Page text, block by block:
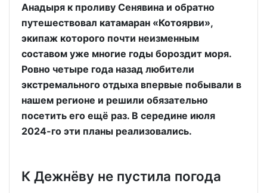
Анадыря к проливу Сенявина и обратно
путешествовал катамаран «Котоярви»,
экипаж которого почти неизменным
составом уже многие годы бороздит моря.
Ровно четыре года назад любители
экстремального отдыха впервые побывали в
нашем регионе и решили обязательно
посетить его ещё раз. В середине июля
2024-го эти планы реализовались.
К Дежнёву не пустила погода